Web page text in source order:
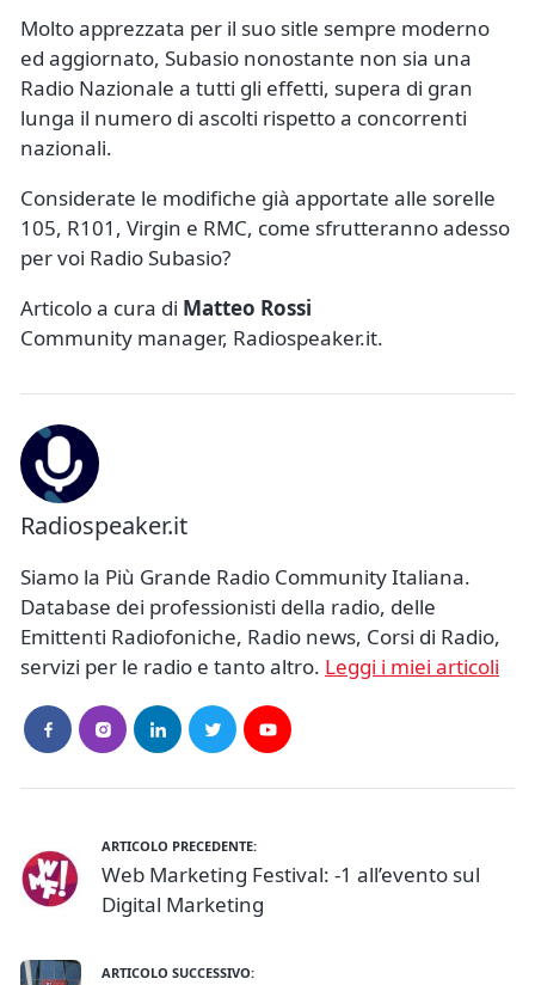
Molto apprezzata per il suo sitle sempre moderno
ed aggiornato, Subasio nonostante non sia una
Radio Nazionale a tutti gli effetti, supera di gran
lunga il numero di ascolti rispetto a concorrenti
nazionali.
Considerate le modifiche già apportate alle sorelle
105, R101, Virgin e RMC, come sfrutteranno adesso
per voi Radio Subasio?
Articolo a cura di Matteo Rossi
Community manager, Radiospeaker.it.
Radiospeaker.it
Siamo la Più Grande Radio Community Italiana.
Database dei professionisti della radio, delle
Emittenti Radiofoniche, Radio news, Corsi di Radio,
servizi per le radio e tanto altro. Leggi i miei articoli
ARTICOLO PRECEDENTE:
Web Marketing Festival: -1 all’evento sul
Digital Marketing
ARTICOLO SUCCESSIVO: